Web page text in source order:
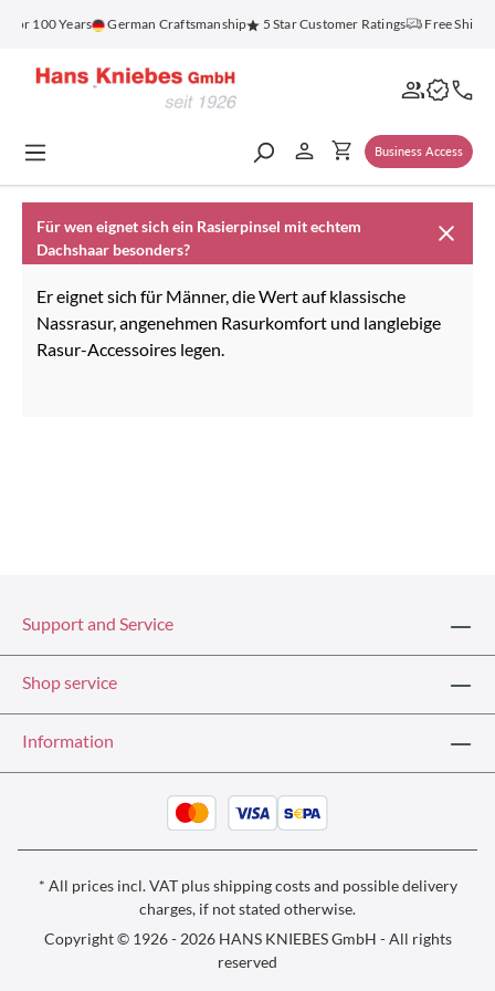
content
for 100 Years German Craftsmanship 5 Star Customer Ratings Free
Business Access
Für wen eignet sich ein Rasierpinsel mit echtem
Dachshaar besonders?
Er eignet sich für Männer, die Wert auf klassische
Nassrasur, angenehmen Rasurkomfort und langlebige
Rasur-Accessoires legen.
Support and Service
Shop service
Information
* All prices incl. VAT plusshipping costsand possible delivery
charges, if not stated otherwise.
Copyright © 1926 - 2026 HANS KNIEBES GmbH - All rights
reserved